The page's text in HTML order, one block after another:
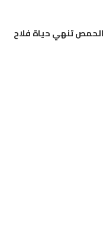
تنهي حياة فلاح